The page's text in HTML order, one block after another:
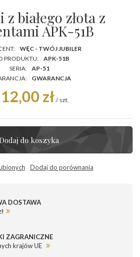
białego złota z
APK-51B
WĘC - TWÓJ JUBILER
PRODUKTU:
APK-51B
SERIA:
AP-51
GWARANCJA
zł / szt.
do koszyka
Dodaj do porównania
DOSTAWA
ZAGRANICZNE
krajów UE